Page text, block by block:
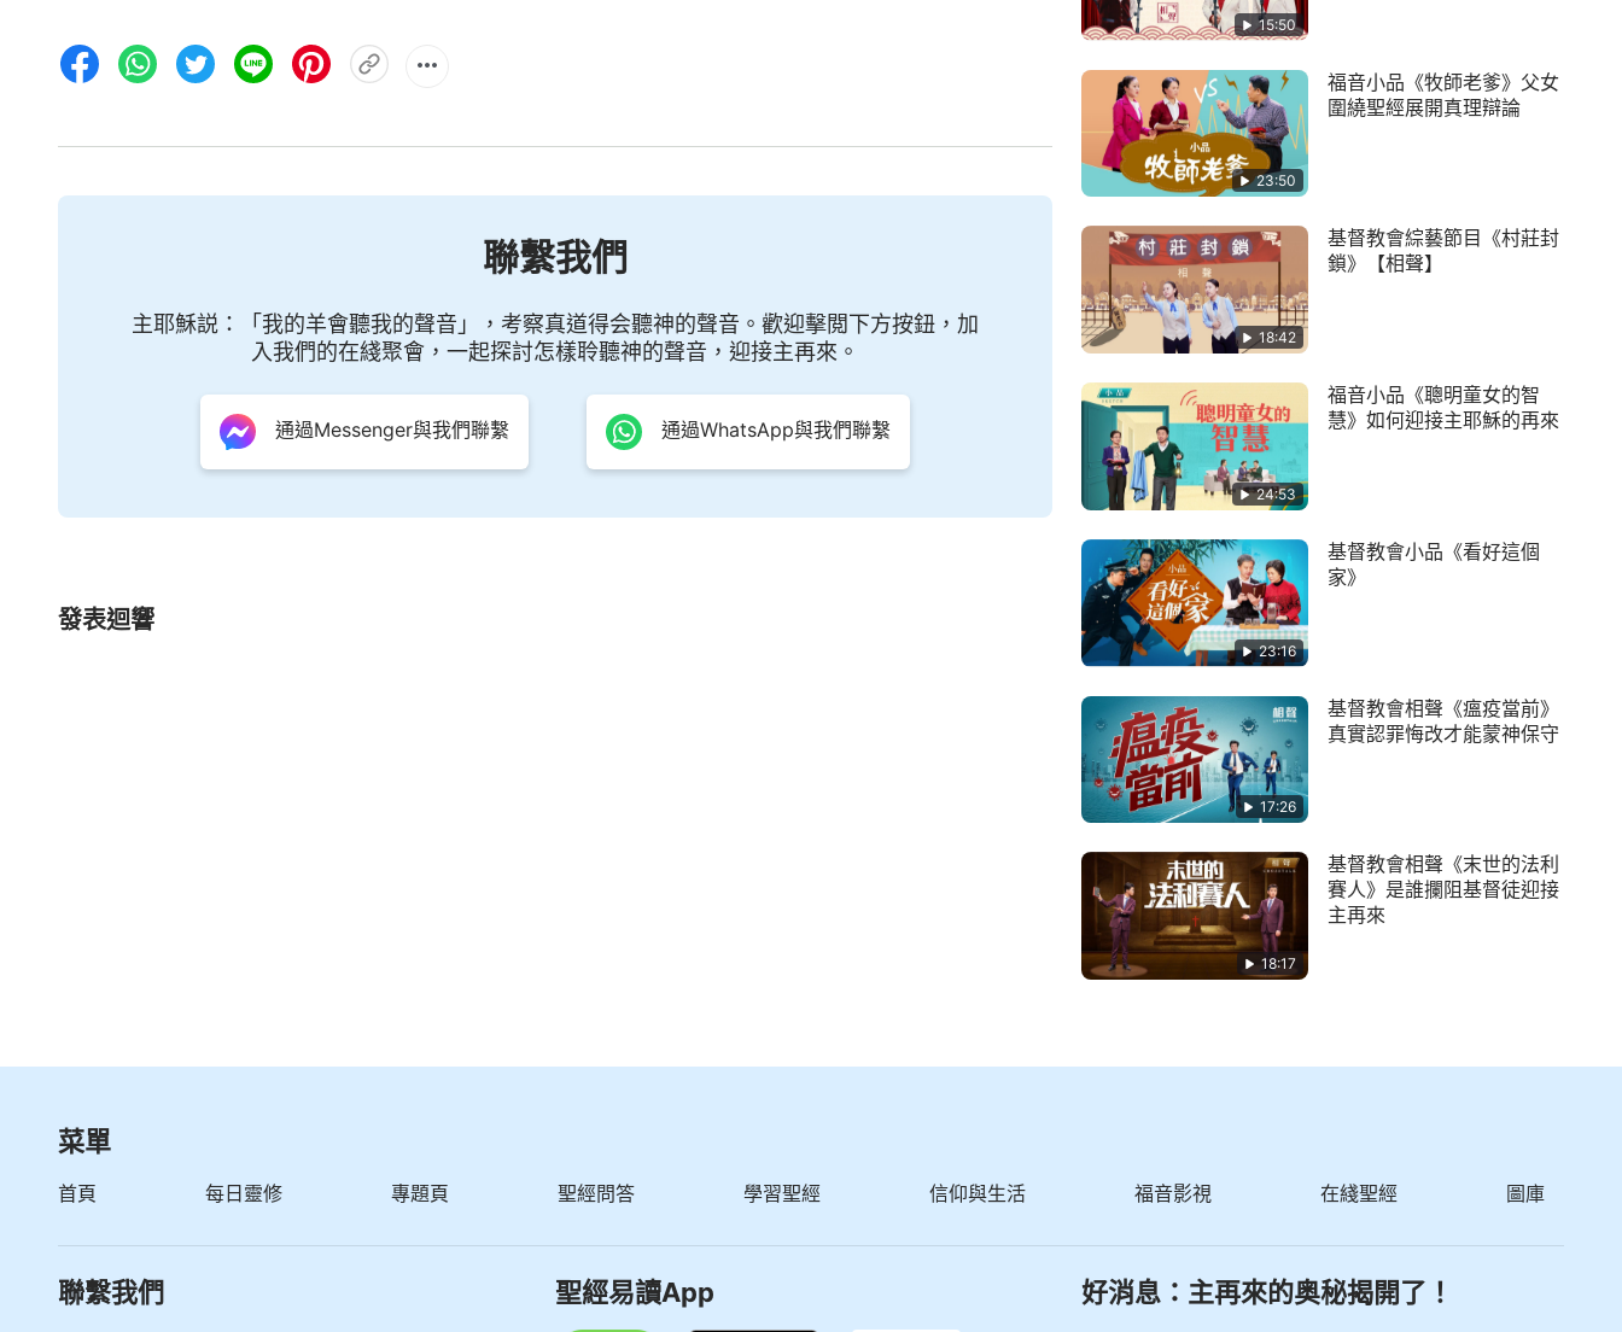
聯繫我們
主耶穌説：「我的羊會聽我的聲音」，考察真道得会聽神的聲音。歡迎擊閲下方按鈕，加
入我們的在綫聚會，一起探討怎樣聆聽神的聲音，迎接主再來。
通過Messenger與我們聯繫 通過WhatsApp與我們聯繫
發表迴響
15:50
23:50
福音小品《牧師老爹》父女
圍繞聖經展開真理辯論
18:42
基督教會綜藝節目《村莊封
鎖》【相聲】
24:53
福音小品《聰明童女的智
慧》如何迎接主耶穌的再來
23:16
基督教會小品《看好這個
家》
17:26
基督教會相聲《瘟疫當前》
真實認罪悔改才能蒙神保守
18:17
基督教會相聲《末世的法利
賽人》是誰攔阻基督徒迎接
主再來
菜單
首頁 每日靈修 專題頁 聖經問答 學習聖經 信仰與生活 福音影視 在綫聖經 圖庫
聯繫我們 聖經易讀App 好消息：主再來的奥秘揭開了！